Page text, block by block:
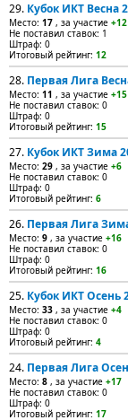
29. Кубок ИКТ Весна
Место: 17 , за участие +12
Не поставил ставок: 1
Штраф: 0
Итоговый рейтинг: 12
28. Первая Лига
Место: 11 , за участие +15
Не поставил ставок: 0
Штраф: 0
Итоговый рейтинг: 15
27. Кубок ИКТ Зима
Место: 29 , за участие +6
Не поставил ставок: 0
Штраф: 0
Итоговый рейтинг: 6
26. Первая Лига
Место: 9 , за участие +16
Не поставил ставок: 0
Штраф: 0
Итоговый рейтинг: 16
25. Кубок ИКТ Осень
Место: 33 , за участие +4
Не поставил ставок: 0
Штраф: 0
Итоговый рейтинг: 4
24. Первая Лига
Место: 8 , за участие +17
Не поставил ставок: 0
Штраф: 0
Итоговый рейтинг: 17